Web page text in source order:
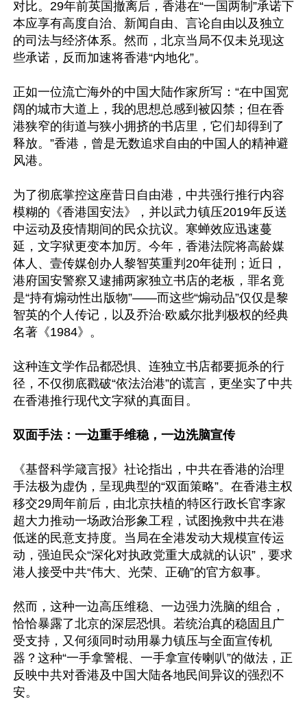
对比。29年前英国撤离后，香港在“一国两制”承诺下
本应享有高度自治、新闻自由、言论自由以及独立
的司法与经济体系。然而，北京当局不仅未兑现这
些承诺，反而加速将香港“内地化”。
正如一位流亡海外的中国大陆作家所写：“在中国宽
阔的城市大道上，我的思想总感到被囚禁；但在香
港狭窄的街道与狭小拥挤的书店里，它们却得到了
释放。”香港，曾是无数追求自由的中国人的精神避
风港。
为了彻底掌控这座昔日自由港，中共强行推行内容
模糊的《香港国安法》，并以武力镇压2019年反送
中运动及疫情期间的民众抗议。寒蝉效应迅速蔓
延，文字狱更变本加厉。今年，香港法院将高龄媒
体人、壹传媒创办人黎智英重判20年徒刑；近日，
港府国安警察又逮捕两家独立书店的老板，罪名竟
是“持有煽动性出版物”——而这些“煽动品”仅仅是黎
智英的个人传记，以及乔治·欧威尔批判极权的经典
名著《1984》。
这种连文学作品都恐惧、连独立书店都要扼杀的行
径，不仅彻底戳破“依法治港”的谎言，更坐实了中共
在香港推行现代文字狱的真面目。
双面手法：一边重手维稳，一边洗脑宣传
《基督科学箴言报》社论指出，中共在香港的治理
手法极为虚伪，呈现典型的“双面策略”。在香港主权
移交29周年前后，由北京扶植的特区行政长官李家
超大力推动一场政治形象工程，试图挽救中共在港
低迷的民意支持度。当局在全港发动大规模宣传运
动，强迫民众“深化对执政党重大成就的认识”，要求
港人接受中共“伟大、光荣、正确”的官方叙事。
然而，这种一边高压维稳、一边强力洗脑的组合，
恰恰暴露了北京的深层恐惧。若统治真的稳固且广
受支持，又何须同时动用暴力镇压与全面宣传机
器？这种“一手拿警棍、一手拿宣传喇叭”的做法，正
反映中共对香港及中国大陆各地民间异议的强烈不
安。